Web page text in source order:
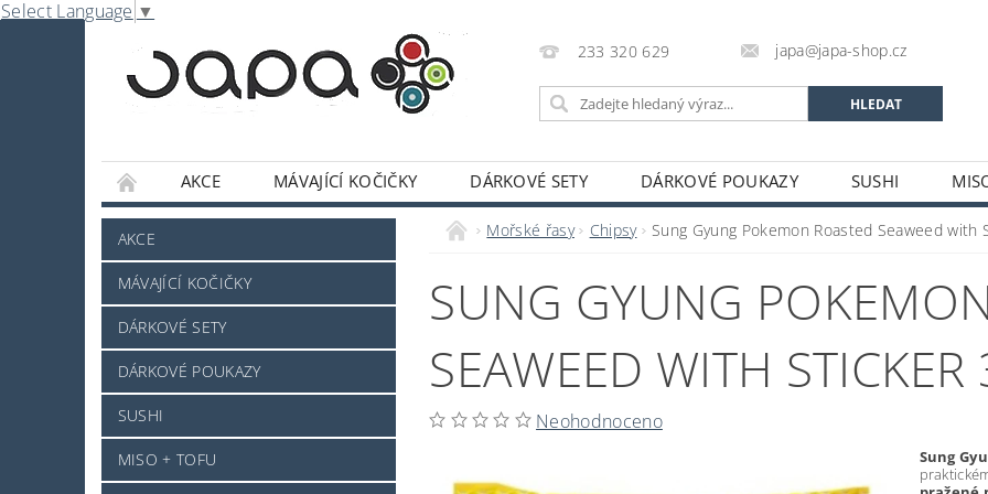
Select Language ▼
233 320 629 japa@japa-shop.cz
AKCE MÁVAJÍCÍ KOČIČKY DÁRKOVÉ SETY DÁRKOVÉ POUKAZY SUSHI
NABE
OMÁČKY A DOCHUCOVADLA NUDLE A POLÉVKY RÝŽE A OBILOVINY
SLADKOSTI A POCHUTINY
SAKE A JINÝ ALKOHOL
JAPONSKÉ NÁDOBÍ
KOSMETIKA OSTATNÍ JAPONSKÉ FIGURKY LEKCE VAŘENÍ
PRO ZVÍŘÁTKA - NOVINKA
NAPIŠTE NÁM
DOPRAVA A PLATBY
AKCE
MÁVAJÍCÍ KOČIČKY
DÁRKOVÉ SETY
DÁRKOVÉ POUKAZY
SUSHI
MISO + TOFU
Mořské řasy Chipsy Sung Gyung Pokemon Roasted Seaweed with
SUNG GYUNG
SEAWEED WITH STICKER
Neohodnoceno
Sung